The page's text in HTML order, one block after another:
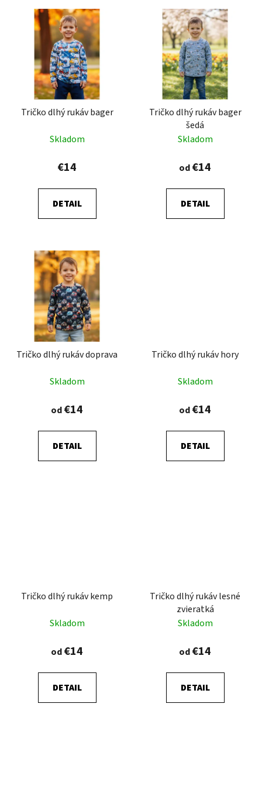
Tričko dlhý rukáv bager
Skladom
€14
DETAIL
Tričko dlhý rukáv bager
šedá
Skladom
od€14
DETAIL
Tričko dlhý rukáv doprava
Skladom
od€14
DETAIL
Tričko dlhý rukáv hory
Skladom
od€14
DETAIL
Tričko dlhý rukáv kemp
Skladom
od€14
DETAIL
Tričko dlhý rukáv lesné
zvieratká
Skladom
od€14
DETAIL